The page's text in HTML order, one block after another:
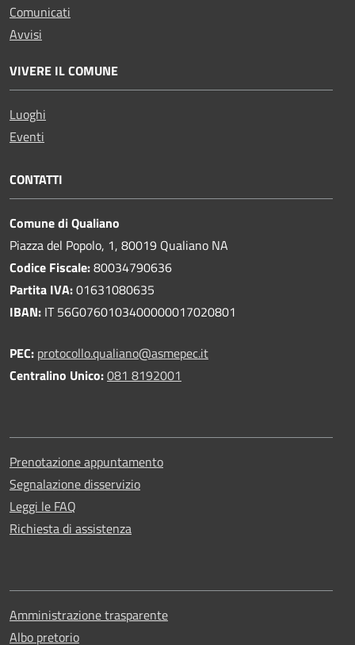
Comunicati
Avvisi
VIVERE IL COMUNE
Luoghi
Eventi
CONTATTI
Comune di Qualiano
Piazza del Popolo, 1, 80019 Qualiano NA
Codice Fiscale:80034790636
Partita IVA:01631080635
IBAN: IT 56G0760103400000017020801
PEC: protocollo.qualiano@asmepec.it
Centralino Unico:081 8192001
Prenotazione appuntamento
Segnalazione disservizio
Leggi le FAQ
Richiesta di assistenza
Amministrazione trasparente
Albo pretorio